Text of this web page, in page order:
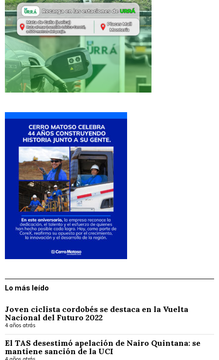
Lo más leído
Joven ciclista cordobés se destaca en la Vuelta
Nacional del Futuro 2022
4 años atrás
El TAS desestimó apelación de Nairo Quintana: se
mantiene sanción de la UCI